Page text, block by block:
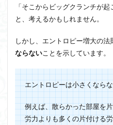
「そこからビッグクランチが起
と、考えるかもしれません。
しかし、 エントロピー増大の法
ならないことを示しています。
エントロピーは小さくなら
例えば、散らかった部屋を
労力よりも多くの片付ける